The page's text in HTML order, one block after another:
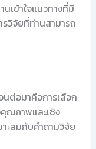
เข้าใจแนวทางที่มี
วิจัยที่ท่านสามารถ
ต่อมาคือการเลือก
คุณภาพและเชิง
ะสมกับคำถามวิจัย